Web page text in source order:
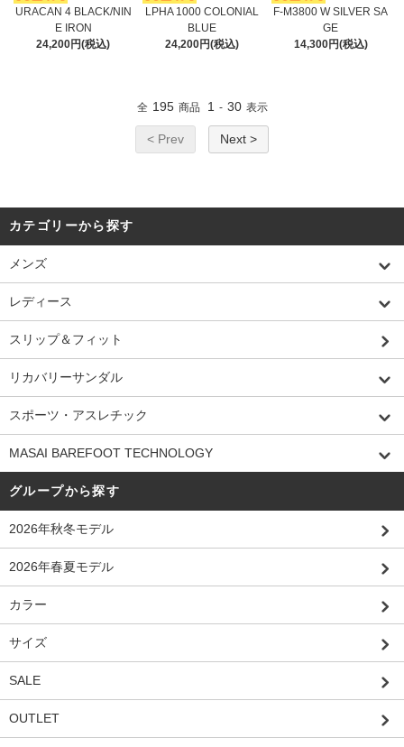
URACAN 4 BLACK/NIN
E IRON
24,200円(税込)
LPHA 1000 COLONIAL
BLUE
24,200円(税込)
F-M3800 W SILVER SA
GE
14,300円(税込)
全 195 商品 1 - 30 表示
< Prev Next >
カテゴリーから探す
メンズ
レディース
スリップ＆フィット
リカバリーサンダル
スポーツ・アスレチック
MASAI BAREFOOT TECHNOLOGY
グループから探す
2026年秋冬モデル
2026年春夏モデル
カラー
サイズ
SALE
OUTLET